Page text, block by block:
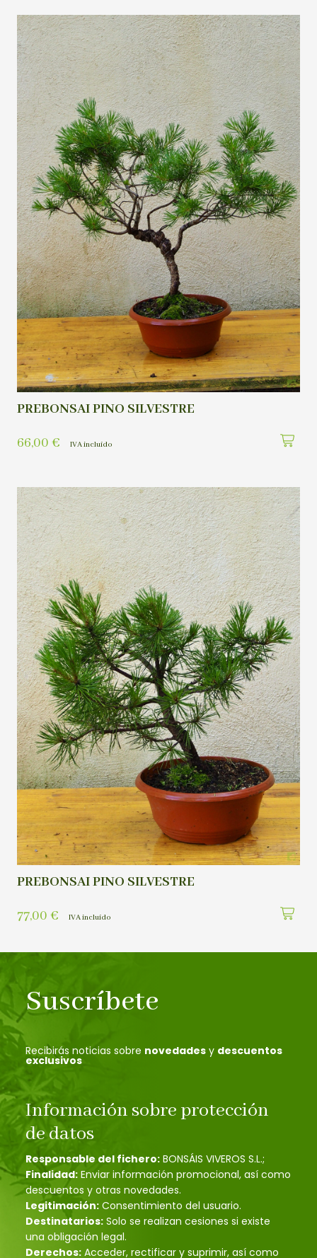
PREBONSAI PINO SILVESTRE
66,00 € IVA incluído
PREBONSAI PINO SILVESTRE
77,00 € IVA incluído
Suscríbete
Recibirás noticias sobre novedades y descuentos
exclusivos
Información sobre protección
de datos
Responsable del fichero: BONSÁIS VIVEROS S.L.;
Finalidad: Enviar información promocional, así como
descuentos y otras novedades.
Legitimación: Consentimiento del usuario.
Destinatarios: Solo se realizan cesiones si existe
una obligación legal.
Derechos: Acceder, rectificar y suprimir, así como